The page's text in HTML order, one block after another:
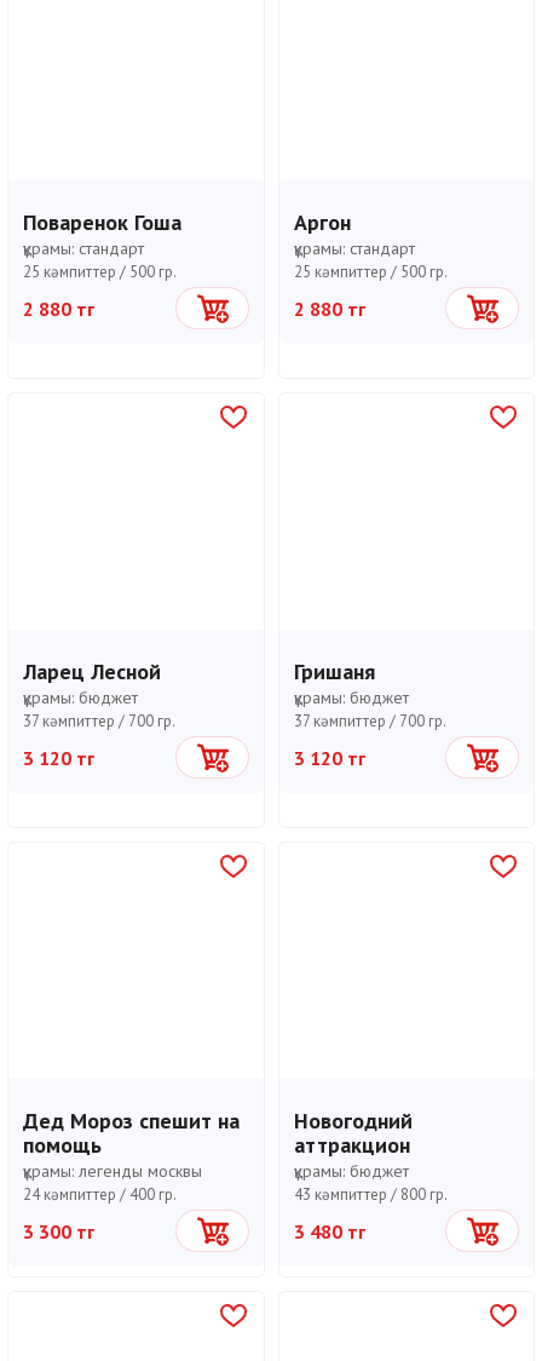
Поваренок Гоша
құрамы: стандарт
25 кәмпиттер / 500 гр.
2 880 тг Себетке
Аргон
құрамы: стандарт
25 кәмпиттер / 500 гр.
2 880 тг Себетке
Ларец Лесной
құрамы: бюджет
37 кәмпиттер / 700 гр.
3 120 тг Себетке
Гришаня
құрамы: бюджет
37 кәмпиттер / 700 гр.
3 120 тг Себетке
Дед Мороз спешит на
помощь
құрамы: легенды москвы
24 кәмпиттер / 400 гр.
3 300 тг Себетке
Новогодний
аттракцион
құрамы: бюджет
43 кәмпиттер / 800 гр.
3 480 тг Себетке